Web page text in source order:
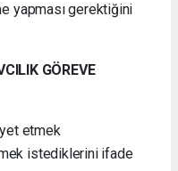
yapması gerektiğini
GÖREVE
etmek
istediklerini ifade